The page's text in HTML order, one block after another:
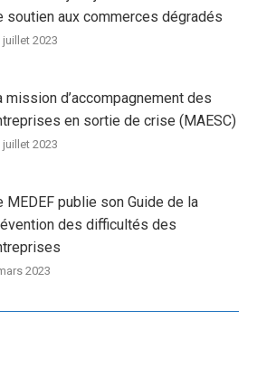
soutien aux commerces dégradés
juillet 2023
mission d’accompagnement des
en sortie de crise (MAESC)
juillet 2023
MEDEF publie son Guide de la
des difficultés des
2023